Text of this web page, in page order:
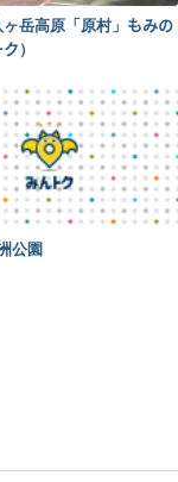
岳高原「原村」もみの
）
公園